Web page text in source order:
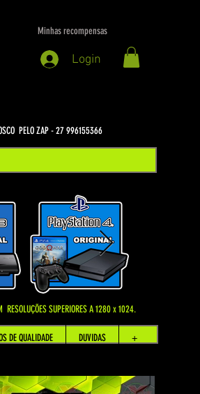
Minhas recompensas
Login
RESOLUÇÕES SUPERIORES A 1280 x 1024.
PELO ZAP - 27 996155366
DE QUALIDADE DUVIDAS +